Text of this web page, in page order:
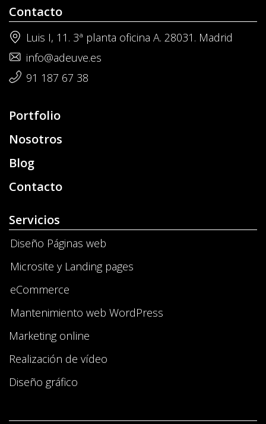
Contacto
Luis I, 11. 3ª planta oficina A. 28031. Madrid
info@adeuve.es
91 187 67 38
Portfolio
Nosotros
Blog
Contacto
Servicios
Diseño Páginas web
Microsite y Landing pages
eCommerce
Mantenimiento web WordPress
Marketing online
Realización de vídeo
Diseño gráfico